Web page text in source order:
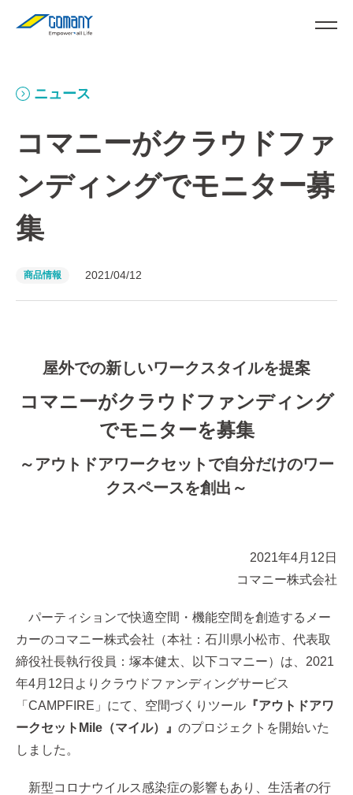
ニュース
コマニーがクラウドファ
ンディングでモニター募
集
商品情報 2021/04/12
屋外での新しいワークスタイルを提案
コマニーがクラウドファンディング
でモニターを募集
～アウトドアワークセットで自分だけのワー
クスペースを創出～
2021年4月12日
コマニー株式会社
パーティションで快適空間・機能空間を創造するメー
カーのコマニー株式会社（本社：石川県小松市、代表取
締役社長執行役員：塚本健太、以下コマニー）は、2021
年4月12日よりクラウドファンディングサービス
「CAMPFIRE」にて、空間づくりツール 『アウトドアワ
ークセットMile（マイル）』 のプロジェクトを開始いた
しました。
新型コロナウイルス感染症の影響もあり、生活者の行